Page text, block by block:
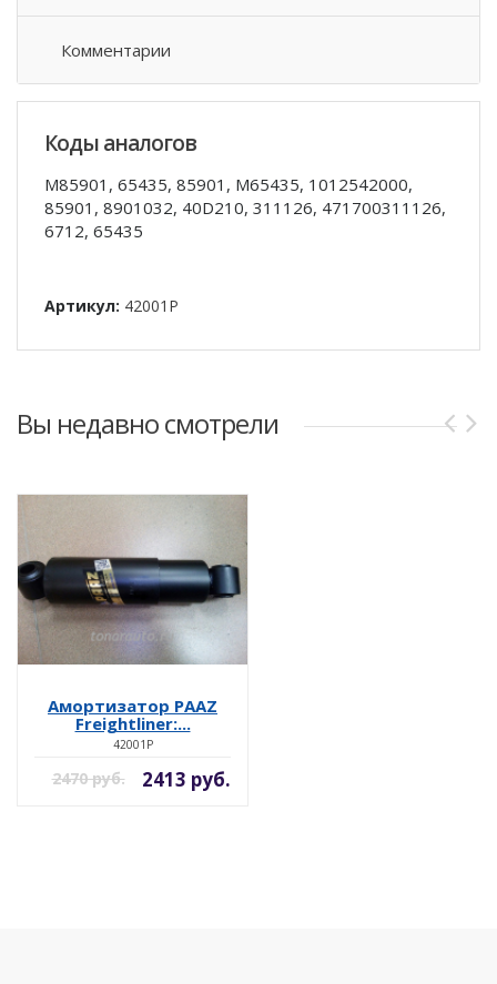
Комментарии
Коды аналогов
M85901, 65435, 85901, M65435, 1012542000,
85901, 8901032, 40D210, 311126, 471700311126,
6712, 65435
Артикул: 42001P
Вы недавно смотрели
Амортизатор PAAZ
Freightliner:...
42001P
2470 руб. 2413 руб.